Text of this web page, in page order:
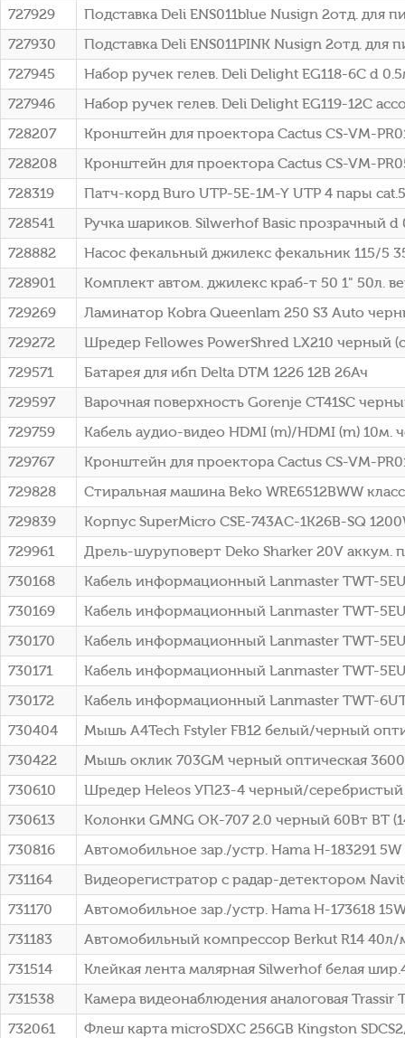
727929
Подставка Deli ENS011blue Nusign 2отд.
727930
Подставка Deli ENS011PINK Nusign 2отд.
727945
Набор ручек гелев. Deli Delight EG118-6C d
727946
Набор ручек гелев. Deli Delight EG119-12C
728207
Кронштейн для проектора Cactus CS-VM-
728208
Кронштейн для проектора Cactus CS-VM-
728319
Патч-корд Buro UTP-5E-1M-Y UTP 4 пары
728541
Ручка шариков. Silwerhof Basic прозрачный
728882
Насос фекальный джилекс фекальник 115/5
728901
Комплект автом. джилекс краб-т 50 1" 50л.
729269
Ламинатор Kobra Queenlam 250 S3 Auto
729272
Шредер Fellowes PowerShred LX210 черный
729571
Батарея для ибп Delta DTM 1226 12В 26Ач
729597
Варочная поверхность Gorenje CT41SC
729759
Кабель аудио-видео HDMI (m)/HDMI (m) 10м.
729767
Кронштейн для проектора Cactus CS-VM-
729828
Стиральная машина Beko WRE6512BWW
729839
Корпус SuperMicro CSE-743AC-1K26B-SQ
729961
Дрель-шуруповерт Deko Sharker 20V аккум.
730168
Кабель информационный Lanmaster TWT-
730169
Кабель информационный Lanmaster TWT-
730170
Кабель информационный Lanmaster TWT-
730171
Кабель информационный Lanmaster TWT-
730172
Кабель информационный Lanmaster TWT-
730404
Мышь A4Tech Fstyler FB12 белый/черный
730422
Мышь оклик 703GM черный оптическая
730610
Шредер Heleos УП23-4 черный/серебристый
730613
Колонки GMNG OK-707 2.0 черный 60Вт BT
730816
Автомобильное зар./устр. Hama H-183291
731164
Видеорегистратор с радар-детектором
731170
Автомобильное зар./устр. Hama H-173618
731183
Автомобильный компрессор Berkut R14
731514
Клейкая лента малярная Silwerhof белая
731538
Камера видеонаблюдения аналоговая Trassir
732061
Флеш карта microSDXC 256GB Kingston